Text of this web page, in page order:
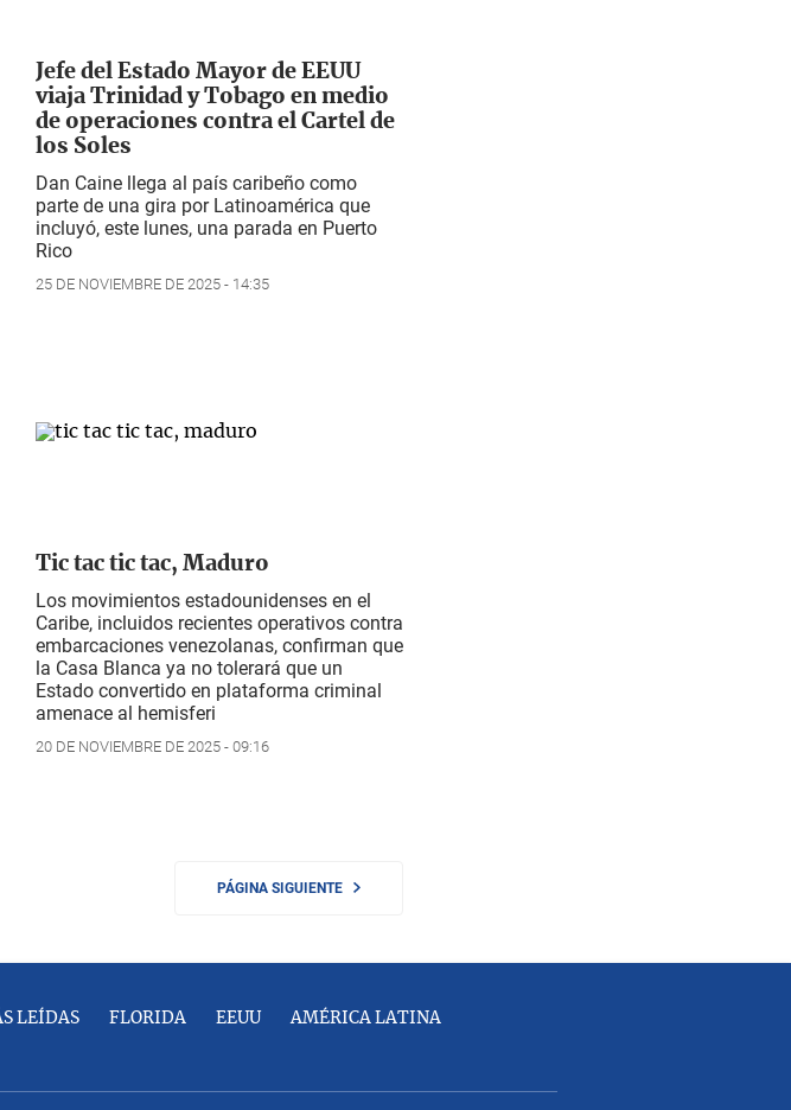
Jefe del Estado Mayor de EEUU
viaja Trinidad y Tobago en medio
de operaciones contra el Cartel de
los Soles
Dan Caine llega al país caribeño como
parte de una gira por Latinoamérica que
incluyó, este lunes, una parada en Puerto
Rico
25 DE NOVIEMBRE DE 2025 - 14:35
Tic tac tic tac, Maduro
Los movimientos estadounidenses en el
Caribe, incluidos recientes operativos contra
embarcaciones venezolanas, confirman que
la Casa Blanca ya no tolerará que un
Estado convertido en plataforma criminal
amenace al hemisferi
20 DE NOVIEMBRE DE 2025 - 09:16
PÁGINA SIGUIENTE
LEÍDAS FLORIDA EEUU AMÉRICA LATINA